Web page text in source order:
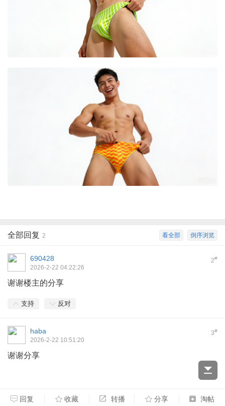
倒序浏览
看全部
全部回复 2
2#
690428
2026-2-22 04:22:26
谢谢楼主的分享
支持 反对
3#
haba
2026-2-22 10:51:20
谢谢分享
回复 收藏 转播 分享 淘帖